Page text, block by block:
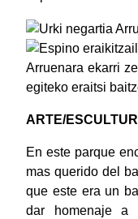
ARTE/
En este parque
mas querido del
que este era un
dar homenaje a